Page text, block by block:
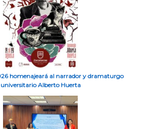
homenajeará al narrador y dramaturgo
universitario Alberto Huerta